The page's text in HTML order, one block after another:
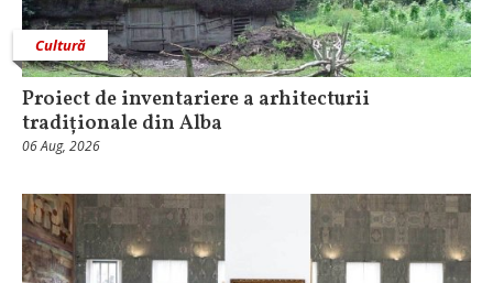
Cultură
Proiect de inventariere a arhitecturii
tradiționale din Alba
06 Aug, 2026